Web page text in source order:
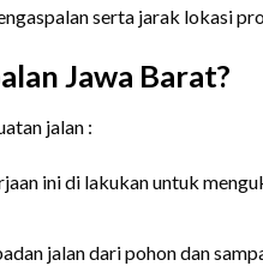
serta jarak lokasi
Jawa Barat?
jalan :
ini di lakukan untuk
jalan dari pohon dan